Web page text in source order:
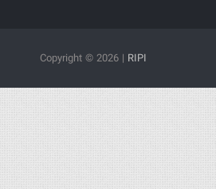
Copyright © 2026 | RIPI